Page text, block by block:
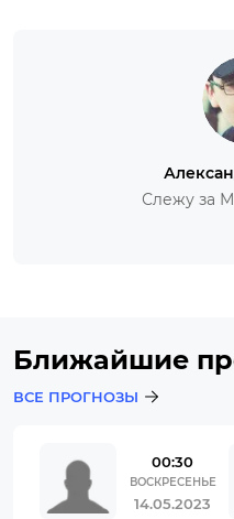
Слежу за
Ближайшие
ВСЕ ПРОГНОЗЫ
00:30
ВОСКРЕСЕНЬЕ
14.05.2023